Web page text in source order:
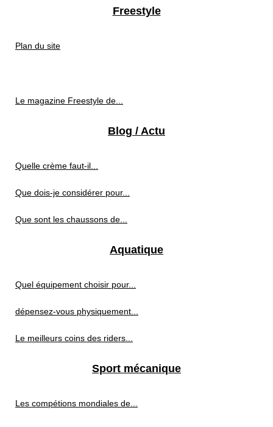
Freestyle
Plan du site
Le magazine Freestyle de...
Blog / Actu
Quelle crème faut-il...
Que dois-je considérer pour...
Que sont les chaussons de...
Aquatique
Quel équipement choisir pour...
dépensez-vous physiquement...
Le meilleurs coins des riders...
Sport mécanique
Les compétions mondiales de...